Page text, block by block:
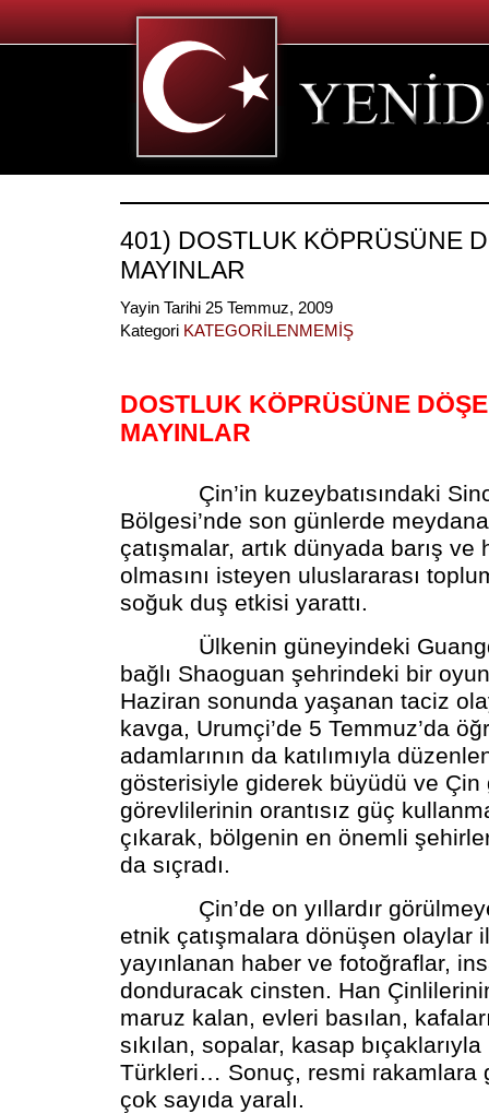
401) DOSTLUK KÖPRÜSÜNE
MAYINLAR
Yayin Tarihi 25 Temmuz, 2009
Kategori KATEGORİLENMEMİŞ
DOSTLUK KÖPRÜSÜNE
MAYINLAR
Çin’in kuzeybatısındaki
Bölgesi’nde son günlerde
çatışmalar, artık dünyada barış
olmasını isteyen uluslararası
soğuk duş etkisi yarattı.
Ülkenin güneyindeki
bağlı Shaoguan şehrindeki bir
Haziran sonunda yaşanan taciz
kavga, Urumçi’de 5 Temmuz’da
adamlarının da katılımıyla
gösterisiyle giderek büyüdü ve Çin
görevlilerinin orantısız güç
çıkarak, bölgenin en önemli
da sıçradı.
Çin’de on yıllardır
etnik çatışmalara dönüşen olaylar
yayınlanan haber ve fotoğraflar,
donduracak cinsten. Han
maruz kalan, evleri basılan,
sıkılan, sopalar, kasap
Türkleri… Sonuç, resmi rakamlara
çok sayıda yaralı.